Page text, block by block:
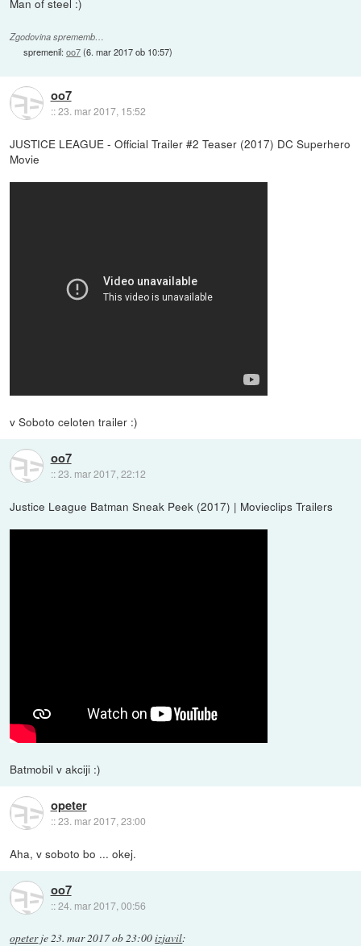
Zgodovina sprememb…
spremenil:oo7(6. mar 2017 ob 10:57)
oo7
::23. mar 2017, 15:52
JUSTICE LEAGUE - Official Trailer #2 Teaser (2017) DC Superhero
Movie
v Soboto celoten trailer :)
oo7
::23. mar 2017, 22:12
Justice League Batman Sneak Peek (2017) | Movieclips Trailers
Batmobil v akciji :)
opeter
::23. mar 2017, 23:00
Aha, v soboto bo ... okej.
oo7
::24. mar 2017, 00:56
opeterje23. mar 2017 ob 23:00izjavil: